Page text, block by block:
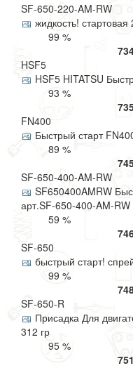
SF-650-220-AM-RW
жидкость!
99 %
HSF5
HSF5 HITATSU
93 %
FN400
Быстрый старт
89 %
SF-650-400-AM-RW
SF650400AMRW
арт.SF-650-400-AM-RW
59 %
SF-650
быстрый старт!
99 %
SF-650-R
Присадка Для
312 гр
95 %